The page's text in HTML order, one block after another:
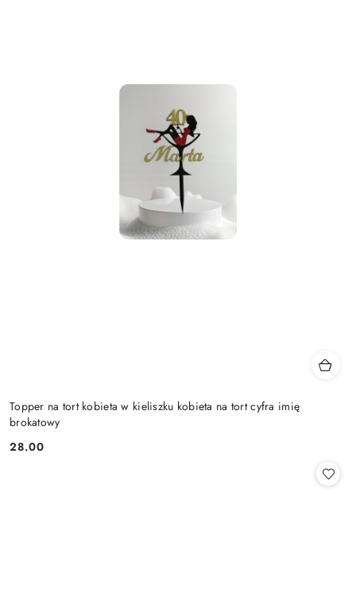
Topper na tort kobieta w kieliszku kobieta na tort cyfra imię
brokatowy
Cena:
28.00